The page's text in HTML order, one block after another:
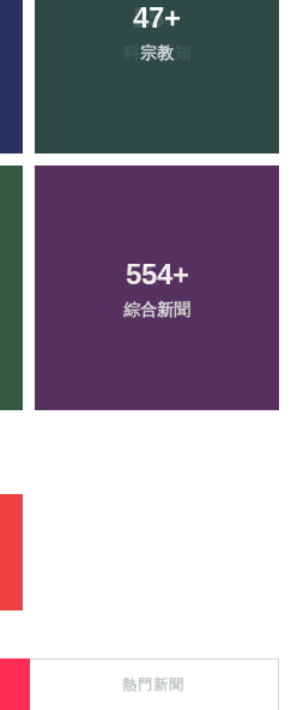
47+
宗教
554+
綜合新聞
熱門新聞